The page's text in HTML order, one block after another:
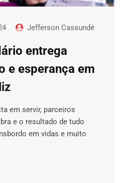
Jefferson Cassundé
entrega
e esperança em
em servir, parceiros
e o resultado de tudo
em vidas e muito